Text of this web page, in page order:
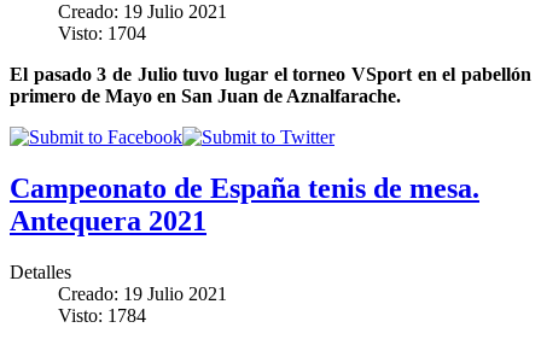
Creado: 19 Julio 2021
Visto: 1704
El pasado 3 de Julio tuvo lugar el torneo VSport en el pabellón
primero de Mayo en San Juan de Aznalfarache.
Campeonato de España tenis de mesa.
Antequera 2021
Detalles
Creado: 19 Julio 2021
Visto: 1784